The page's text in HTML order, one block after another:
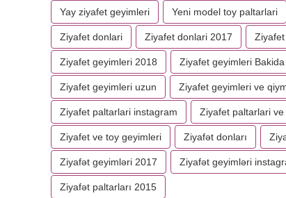
Yay ziyafet geyimleri Yeni model toy paltarlari
Ziyafet donlari Ziyafet donlari 2017
Ziyafet geyimleri 2018 Ziyafet geyimleri Bakida
Ziyafet geyimleri uzun Ziyafet geyimleri ve
Ziyafet paltarlari instagram Ziyafet paltarlari
Ziyafet ve toy geyimleri Ziyafət donları
Ziyafət geyimləri 2017 Ziyafət geyimləri
Ziyafət paltarları 2015